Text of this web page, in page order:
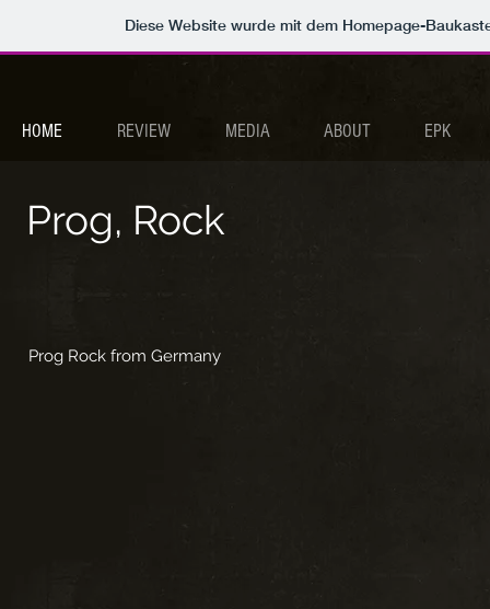
Diese Website wurde mit dem Homepage-
HOME REVIEW MEDIA ABOUT EPK
Prog, Rock
Prog Rock from Germany